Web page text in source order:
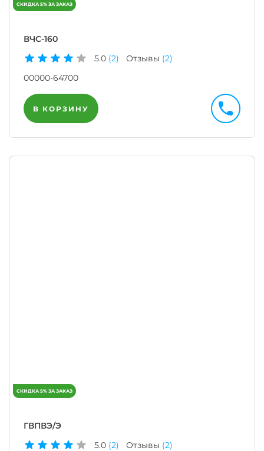
ВЧС-160
5.0 (2) Отзывы (2)
00000-64700
В КОРЗИНУ
ГВПВЭ/Э
5.0 (2) Отзывы (2)